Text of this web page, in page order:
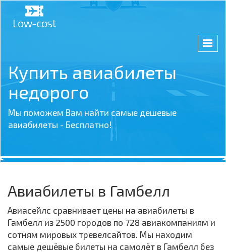
Купить авиабилеты
недорого
Мы поможем Вам найти самые дешевые
авиабилеты - Бесплатно!
Авиабилеты в Гамбелл
Авиасейлс сравнивает цены на авиабилеты в
Гамбелл из 2500 городов по 728 авиакомпаниям и
сотням мировых тревелсайтов. Мы находим
самые дешёвые билеты на самолёт в Гамбелл без